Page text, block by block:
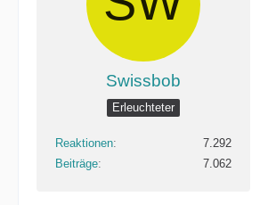
Swissbob
Erleuchteter
Reaktionen
7.292
Beiträge
7.062